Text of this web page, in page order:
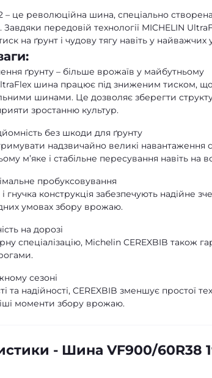
– це революційна шина, спеціально
передовій технології MICHELIN
на ґрунт і чудову тягу навіть у
ґрунту – більше врожаїв у майбутньому
шина працює під зниженим тиском, що
шинами. Це дозволяє зберегти
зростанню культур.
без шкоди для ґрунту
надзвичайно великі
м’яке і стабільне пересування навіть на
пробуксовування
конструкція забезпечують надійне
умовах збору врожаю.
на дорозі
спеціалізацію, Michelin CEREXBIB також
сезоні
та надійності, CEREXBIB зменшує простої
моменти збору врожаю.
- Шина VF900/60R38